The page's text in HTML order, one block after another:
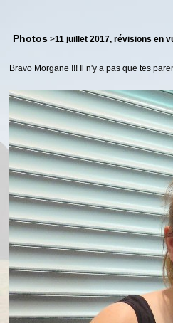
Photos >11 juillet 2017, révisions en
Bravo Morgane !!! Il n'y a pas que tes